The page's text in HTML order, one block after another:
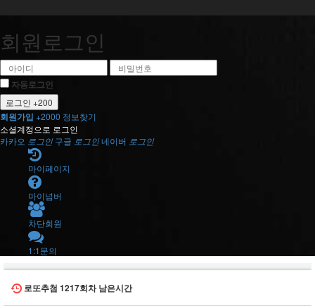
회원로그인
자동로그인
회원가입 +2000 정보찾기
소셜계정으로 로그인
카카오 로그인 구글 로그인네이버 로그인
마이페이지
마이넘버
차단회원
1:1문의
로또추첨 1217회차남은시간